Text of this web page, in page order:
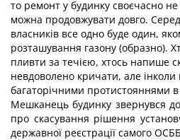
то ремонт у будинку своєчасно
можна продовжувати довго. Серед
власників все одно буде один,
розташування газону (образно).
пливти за течією, хтось напише
невдоволено кричати, але інколи
багаторічними протистояннями
Мешканець будинку звернувся
про скасування рішення
державної реєстрації самого